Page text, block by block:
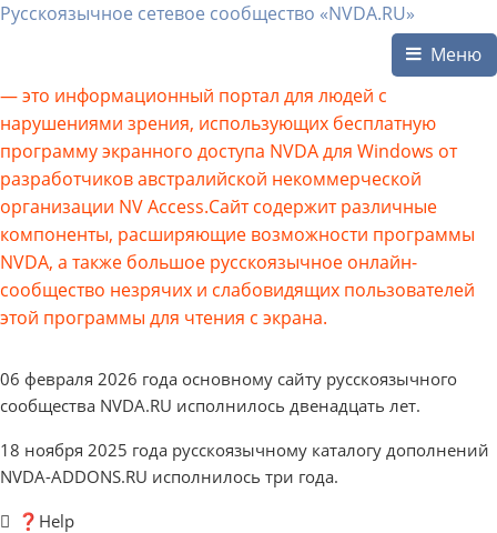
Русскоязычное сетевое сообщество «NVDA.RU»
Меню
— это информационный портал для людей с
нарушениями зрения, использующих бесплатную
программу экранного доступа NVDA для Windows от
разработчиков австралийской некоммерческой
организации NV Access.Сайт содержит различные
компоненты, расширяющие возможности программы
NVDA, а также большое русскоязычное онлайн-
сообщество незрячих и слабовидящих пользователей
этой программы для чтения с экрана.
06 февраля 2026 года основному сайту русскоязычного
сообщества NVDA.RU исполнилось двенадцать лет.
18 ноября 2025 года русскоязычному каталогу дополнений
NVDA-ADDONS.RU исполнилось три года.
❓Help